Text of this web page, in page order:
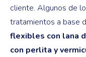
cliente. Algunos de
tratamientos a base
flexibles con lana
con perlita y